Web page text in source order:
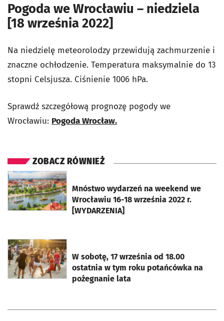
Pogoda we Wrocławiu – niedziela
[18 września 2022]
Na niedzielę meteorolodzy przewidują zachmurzenie i
znaczne ochłodzenie. Temperatura maksymalnie do 13
stopni Celsjusza. Ciśnienie 1006 hPa.
Sprawdź szczegółową prognozę pogody we
Wrocławiu: Pogoda Wrocław.
ZOBACZ RÓWNIEŻ
Mnóstwo wydarzeń na weekend we
Wrocławiu 16-18 września 2022 r.
[WYDARZENIA]
otworzy się w nowej karcie
W sobotę, 17 września od 18.00
ostatnia w tym roku potańcówka na
pożegnanie lata
otworzy się w nowej karcie